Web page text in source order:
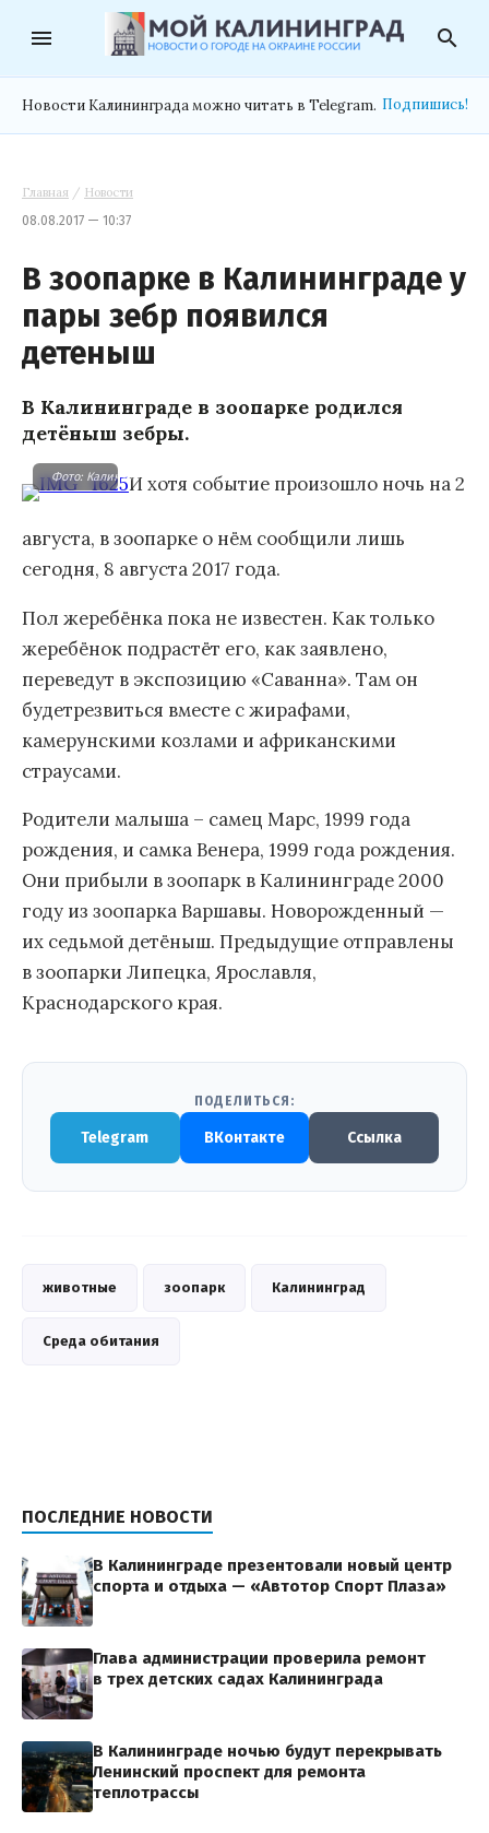
menu search
Новости Калининграда можно читать в Telegram. Подпишись!
Главная / Новости
08.08.2017 — 10:37
В зоопарке в Калининграде у
пары зебр появился
детеныш
В Калининграде в зоопарке родился
детёныш зебры.
Фото: Калининградский зоопарк.
И хотя событие произошло ночь на 2
августа, в зоопарке о нём сообщили лишь
сегодня, 8 августа 2017 года.
Пол жеребёнка пока не известен. Как только
жеребёнок подрастёт его, как заявлено,
переведут в экспозицию «Саванна». Там он
будетрезвиться вместе с жирафами,
камерунскими козлами и африканскими
страусами.
Родители малыша – самец Марс, 1999 года
рождения, и самка Венера, 1999 года рождения.
Они прибыли в зоопарк в Калининграде 2000
году из зоопарка Варшавы. Новорожденный —
их седьмой детёныш. Предыдущие отправлены
в зоопарки Липецка, Ярославля,
Краснодарского края.
ПОДЕЛИТЬСЯ:
Telegram ВКонтакте Ссылка
животные зоопарк Калининград
Среда обитания
ПОСЛЕДНИЕ НОВОСТИ
В Калининграде презентовали новый центр
спорта и отдыха — «Автотор Спорт Плаза»
Глава администрации проверила ремонт
в трех детских садах Калининграда
В Калининграде ночью будут перекрывать
Ленинский проспект для ремонта
теплотрассы